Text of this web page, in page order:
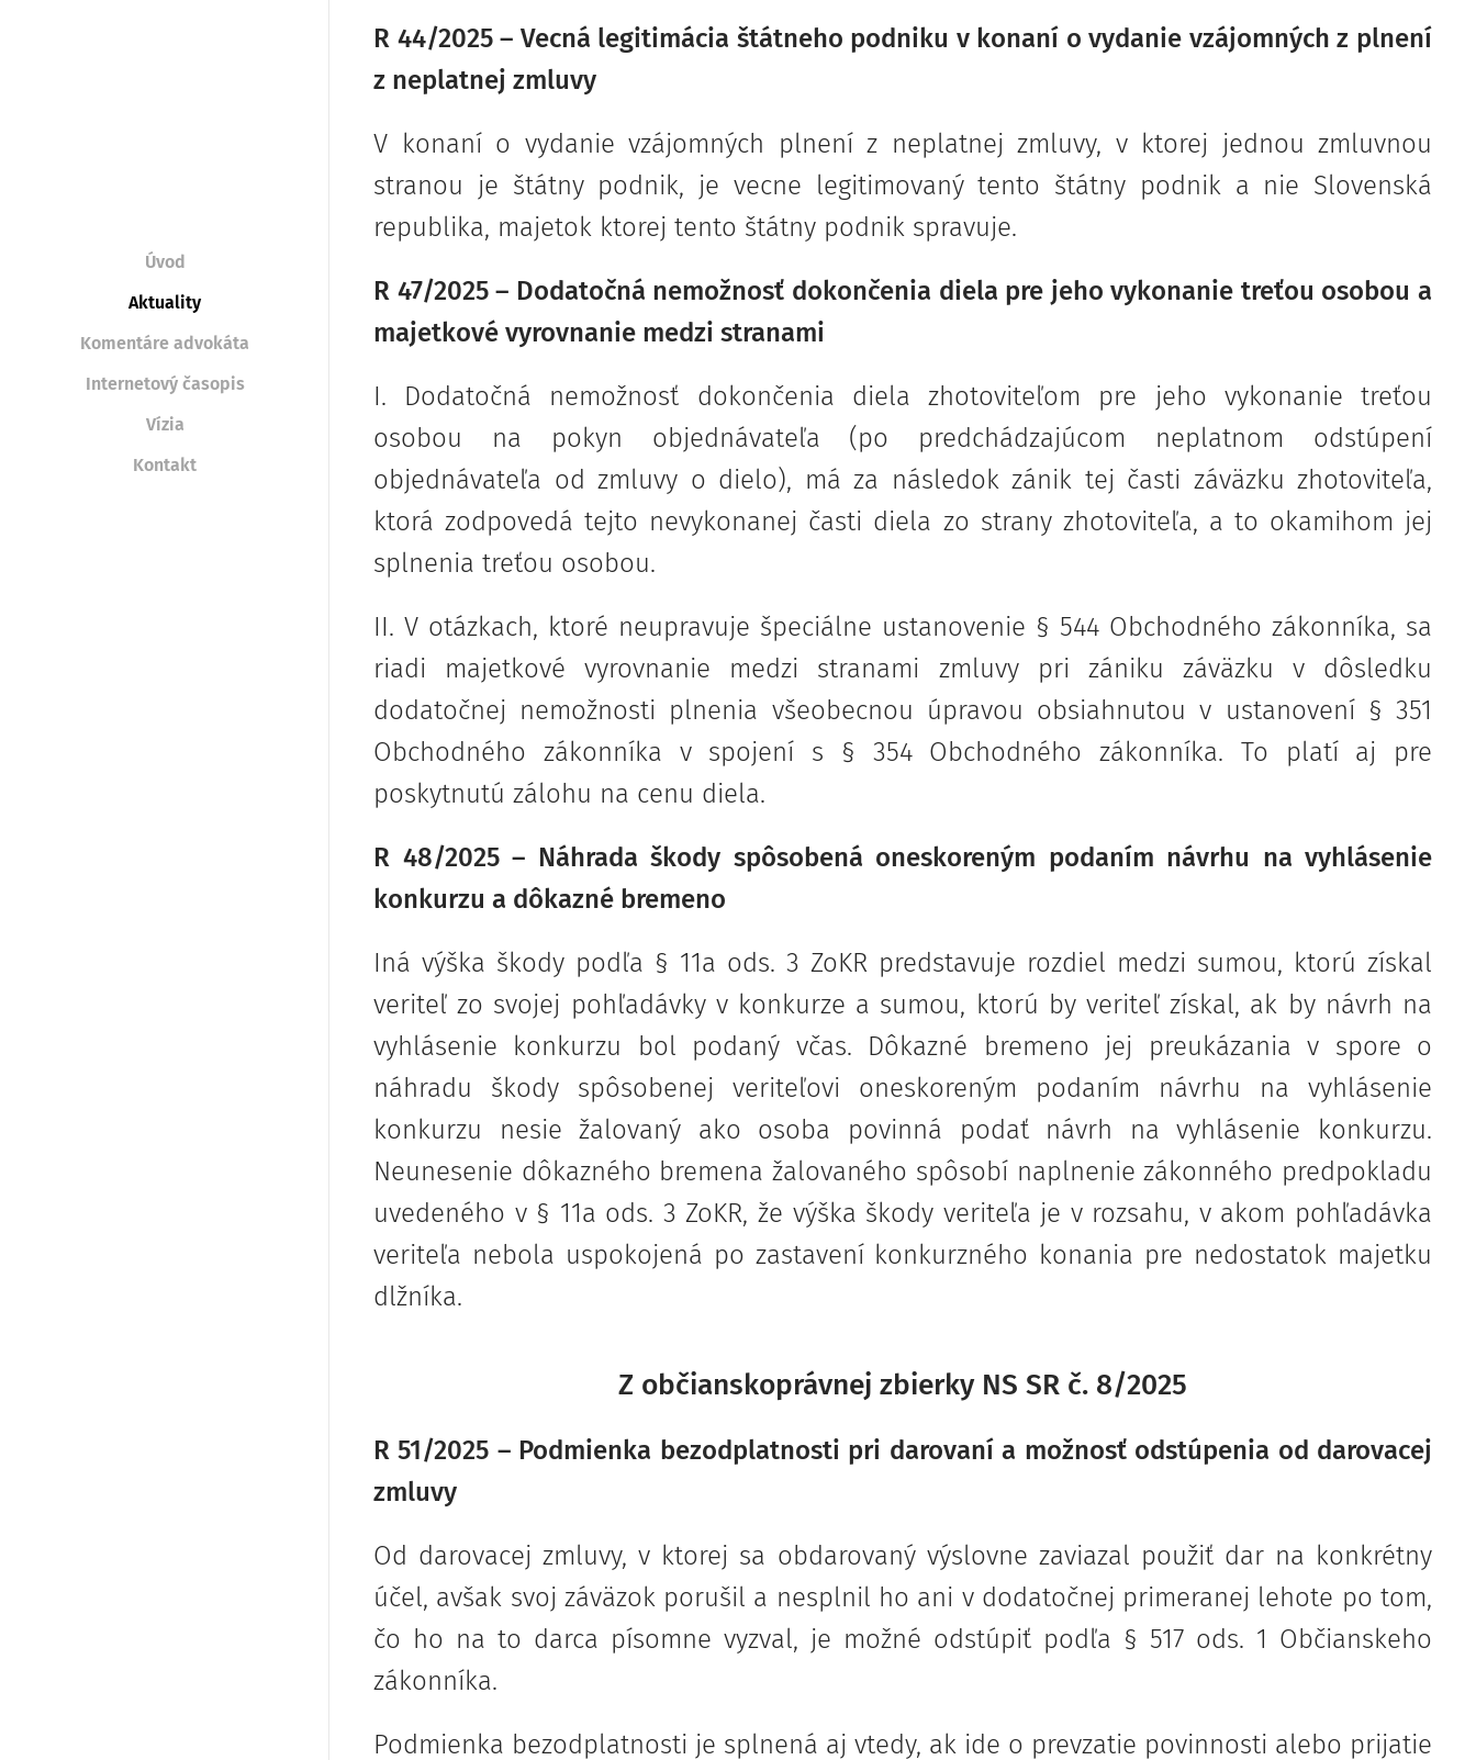
Úvod
Aktuality
Komentáre advokáta
Internetový časopis
Vízia
Kontakt
R 44/2025 – Vecná legitimácia štátneho podniku v konaní o vydanie vzájomných z plnení
z neplatnej zmluvy
V konaní o vydanie vzájomných plnení z neplatnej zmluvy, v ktorej jednou zmluvnou
stranou je štátny podnik, je vecne legitimovaný tento štátny podnik a nie Slovenská
republika, majetok ktorej tento štátny podnik spravuje.
R 47/2025 – Dodatočná nemožnosť dokončenia diela pre jeho vykonanie treťou osobou a
majetkové vyrovnanie medzi stranami
I. Dodatočná nemožnosť dokončenia diela zhotoviteľom pre jeho vykonanie treťou
osobou na pokyn objednávateľa (po predchádzajúcom neplatnom odstúpení
objednávateľa od zmluvy o dielo), má za následok zánik tej časti záväzku zhotoviteľa,
ktorá zodpovedá tejto nevykonanej časti diela zo strany zhotoviteľa, a to okamihom jej
splnenia treťou osobou.
II. V otázkach, ktoré neupravuje špeciálne ustanovenie § 544 Obchodného zákonníka, sa
riadi majetkové vyrovnanie medzi stranami zmluvy pri zániku záväzku v dôsledku
dodatočnej nemožnosti plnenia všeobecnou úpravou obsiahnutou v ustanovení § 351
Obchodného zákonníka v spojení s § 354 Obchodného zákonníka. To platí aj pre
poskytnutú zálohu na cenu diela.
R 48/2025 – Náhrada škody spôsobená oneskoreným podaním návrhu na vyhlásenie
konkurzu a dôkazné bremeno
Iná výška škody podľa § 11a ods. 3 ZoKR predstavuje rozdiel medzi sumou, ktorú získal
veriteľ zo svojej pohľadávky v konkurze a sumou, ktorú by veriteľ získal, ak by návrh na
vyhlásenie konkurzu bol podaný včas. Dôkazné bremeno jej preukázania v spore o
náhradu škody spôsobenej veriteľovi oneskoreným podaním návrhu na vyhlásenie
konkurzu nesie žalovaný ako osoba povinná podať návrh na vyhlásenie konkurzu.
Neunesenie dôkazného bremena žalovaného spôsobí naplnenie zákonného predpokladu
uvedeného v § 11a ods. 3 ZoKR, že výška škody veriteľa je v rozsahu, v akom pohľadávka
veriteľa nebola uspokojená po zastavení konkurzného konania pre nedostatok majetku
dlžníka.
Z občianskoprávnej zbierky NS SR č. 8/2025
R 51/2025 – Podmienka bezodplatnosti pri darovaní a možnosť odstúpenia od darovacej
zmluvy
Od darovacej zmluvy, v ktorej sa obdarovaný výslovne zaviazal použiť dar na konkrétny
účel, avšak svoj záväzok porušil a nesplnil ho ani v dodatočnej primeranej lehote po tom,
čo ho na to darca písomne vyzval, je možné odstúpiť podľa § 517 ods. 1 Občianskeho
zákonníka.
Podmienka bezodplatnosti je splnená aj vtedy, ak ide o prevzatie povinnosti alebo prijatie